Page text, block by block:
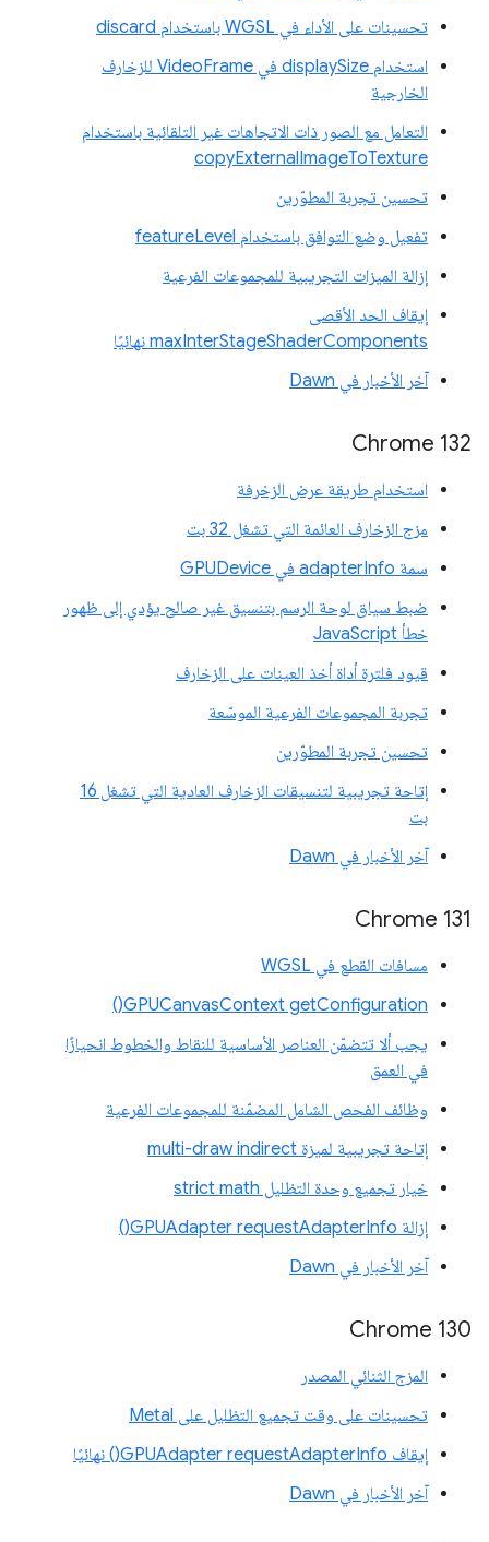
تحسينات على الأداء في WGSL باستخدام discard
استخدام displaySize في VideoFrame للزخارف
الخارجية
التعامل مع الصور ذات الاتجاهات غير التلقائية باستخدام
copyExternalImageToTexture
تحسين تجربة المطوّرين
تفعيل وضع التوافق باستخدام featureLevel
إزالة الميزات التجريبية للمجموعات الفرعية
إيقاف الحد الأقصى
maxInterStageShaderComponents نهائيًا
آخر الأخبار في Dawn
Chrome 132
استخدام طريقة عرض الزخرفة
مزج الزخارف العائمة التي تشغل 32 بت
سمة adapterInfo في GPUDevice
ضبط سياق لوحة الرسم بتنسيق غير صالح يؤدي إلى ظهور
خطأ JavaScript
قيود فلترة أداة أخذ العينات على الزخارف
تجربة المجموعات الفرعية الموسّعة
تحسين تجربة المطوّرين
إتاحة تجريبية لتنسيقات الزخارف العادية التي تشغل 16
بت
آخر الأخبار في Dawn
Chrome 131
مسافات القطع في WGSL
GPUCanvasContext getConfiguration()
يجب ألا تتضمّن العناصر الأساسية للنقاط والخطوط انحيازًا
في العمق
وظائف الفحص الشامل المضمّنة للمجموعات الفرعية
إتاحة تجريبية لميزة multi-draw indirect
خيار تجميع وحدة التظليل strict math
إزالة GPUAdapter requestAdapterInfo()
آخر الأخبار في Dawn
Chrome 130
المزج الثنائي المصدر
تحسينات على وقت تجميع التظليل على Metal
إيقاف GPUAdapter requestAdapterInfo() نهائيًا
آخر الأخبار في Dawn